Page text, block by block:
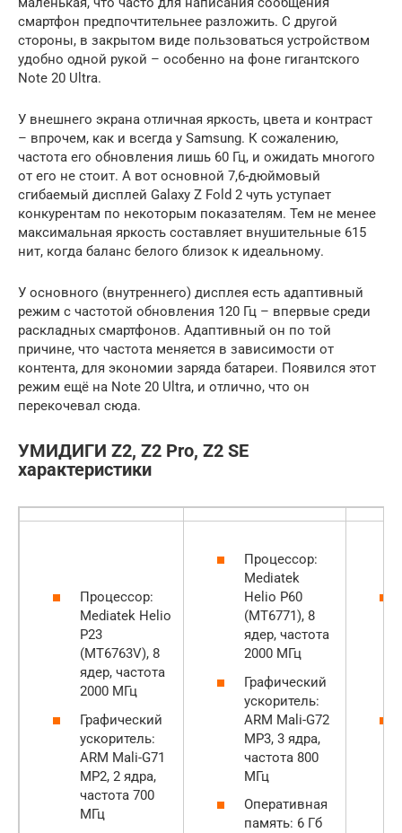
смартфон предпочтительнее разложить. С другой
стороны, в закрытом виде пользоваться устройством
удобно одной рукой – особенно на фоне гигантского
Note 20 Ultra.
У внешнего экрана отличная яркость, цвета и контраст
– впрочем, как и всегда у Samsung. К сожалению,
частота его обновления лишь 60 Гц, и ожидать многого
от его не стоит. А вот основной 7,6-дюймовый
сгибаемый дисплей Galaxy Z Fold 2 чуть уступает
конкурентам по некоторым показателям. Тем не менее
максимальная яркость составляет внушительные 615
нит, когда баланс белого близок к идеальному.
У основного (внутреннего) дисплея есть адаптивный
режим с частотой обновления 120 Гц – впервые среди
раскладных смартфонов. Адаптивный он по той
причине, что частота меняется в зависимости от
контента, для экономии заряда батареи. Появился этот
режим ещё на Note 20 Ultra, и отлично, что он
перекочевал сюда.
УМИДИГИ Z2, Z2 Pro, Z2 SE
характеристики
Процессор:
Mediatek Helio
P23
(MT6763V), 8
ядер, частота
2000 МГц
Графический
ускоритель:
ARM Mali-G71
MP2, 2 ядра,
частота 700
МГц
Процессор:
Mediatek
Helio P60
(MT6771), 8
ядер, частота
2000 МГц
Графический
ускоритель:
ARM Mali-G72
MP3, 3 ядра,
частота 800
МГц
Оперативная
память: 6 Гб